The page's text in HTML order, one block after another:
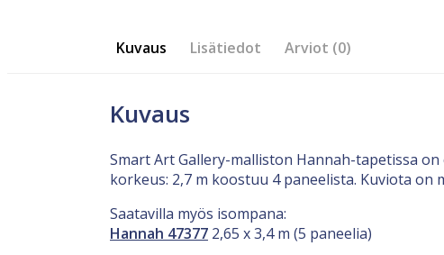
Kuvaus Lisätiedot Arviot (0)
Kuvaus
Smart Art Gallery-malliston Hannah-tapetissa
korkeus: 2,7 m koostuu 4 paneelista. Kuviota on
Saatavilla myös isompana:
Hannah 47377 2,65 x 3,4 m (5 paneelia)